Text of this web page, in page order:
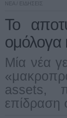
ΝΕΑ / ΕΙΔΗΣΕΙΣ
Το
ομόλογα
Μία νέα
assets,
επίδραση